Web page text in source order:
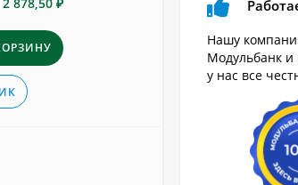
Нашу
Модульбанк и
у нас все